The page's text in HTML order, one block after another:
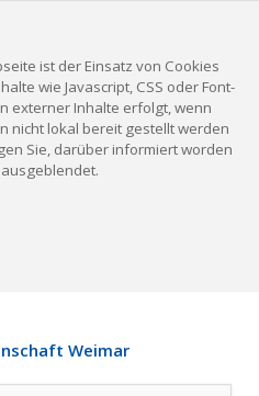
ist der Einsatz von Cookies
wie Javascript, CSS oder Font-
externer Inhalte erfolgt, wenn
nicht lokal bereit gestellt werden
Sie, darüber informiert worden